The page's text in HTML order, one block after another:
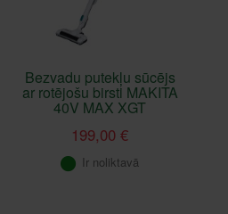
Bezvadu putekļu sūcējs
ar rotējošu birsti MAKITA
40V MAX XGT
199,00 €
Ir noliktavā